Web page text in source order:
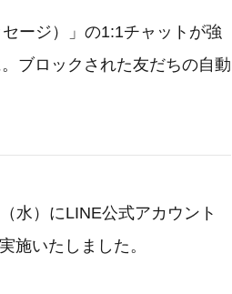
ージ）」の1:1チャットが強
ブロックされた友だちの自動
水）にLINE公式アカウント
施いたしました。